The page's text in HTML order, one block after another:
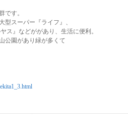
です。
型スーパー『ライフ』、
ス』などががあり、生活に便利。
公園があり緑が多くて